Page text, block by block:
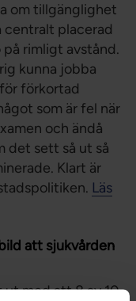
om tillgänglighet
centralt placerad
på rimligt avstånd.
kunna jobba
förkortad
som är fel när
och ändå
det sett så ut så
Klart är
Läs
att sjukvården
med att 8 av 10